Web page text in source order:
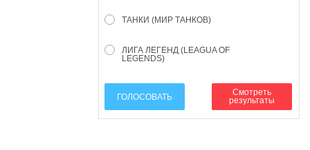
ТАНКИ (МИР ТАНКОВ)
ЛИГА ЛЕГЕНД (LEAGUA OF
LEGENDS)
ГОЛОСОВАТЬ
Смотреть
результаты